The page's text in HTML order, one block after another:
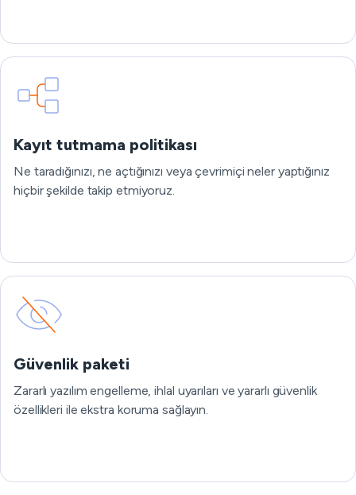
Kayıt tutmama politikası
Ne taradığınızı, ne açtığınızı veya çevrimiçi neler yaptığınız
hiçbir şekilde takip etmiyoruz.
Güvenlik paketi
Zararlı yazılım engelleme, ihlal uyarıları ve yararlı güvenlik
özellikleri ile ekstra koruma sağlayın.